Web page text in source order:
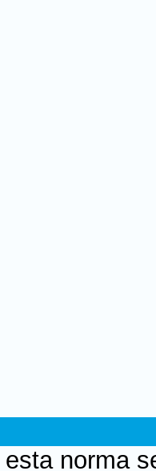
norma